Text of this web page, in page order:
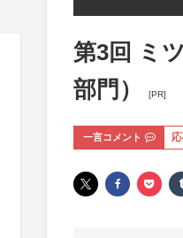
第3回 ミ
部門）
[PR]
一言コメント